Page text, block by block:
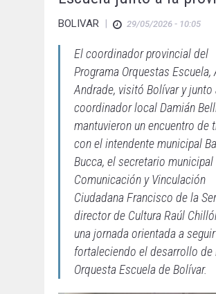
BOLIVAR | 29/05/2026 - 10:05
El coordinador provincial del
Programa Orquestas Escuela,
Andrade, visitó Bolívar y junto
coordinador local Damián
mantuvieron un encuentro de
con el intendente municipal
Bucca, el secretario municipal
Comunicación y Vinculación
Ciudadana Francisco de la
director de Cultura Raúl
una jornada orientada a seguir
fortaleciendo el desarrollo de
Orquesta Escuela de Bolívar.